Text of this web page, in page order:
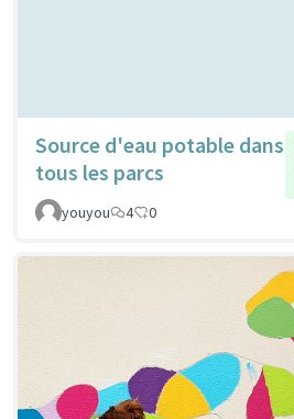
Source d'eau potable dans
tous les parcs
youyou
4 0